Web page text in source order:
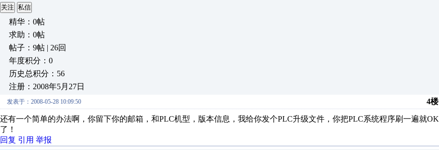
关注 私信
精华：0帖
求助：0帖
帖子：9帖 | 26回
年度积分：0
历史总积分：56
注册：2008年5月27日
发表于：2008-05-28 10:09:50 4楼
还有一个简单的办法啊，你留下你的邮箱，和PLC机型，版本信息，我给你发个PLC升级文件，你把PLC系统程序刷一遍就OK
了！
回复 引用 举报